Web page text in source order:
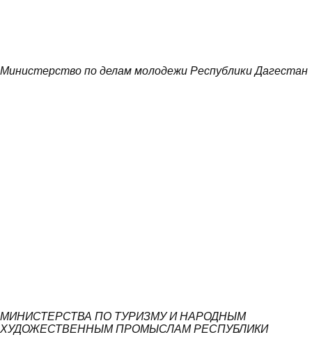
Министерство по делам молодежи Республики Дагестан
МИНИСТЕРСТВА ПО ТУРИЗМУ И НАРОДНЫМ
ХУДОЖЕСТВЕННЫМ ПРОМЫСЛАМ РЕСПУБЛИКИ